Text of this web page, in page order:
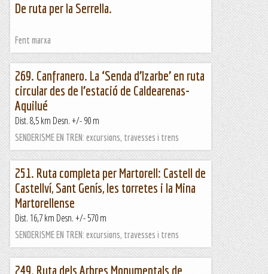
De ruta per la Serrella.
Fent marxa
269. Canfranero. La ‘Senda d’Izarbe’ en ruta
circular des de l’estació de Caldearenas-
Aquilué
Dist. 8,5 km Desn. +/- 90 m
SENDERISME EN TREN: excursions, travesses i trens
251. Ruta completa per Martorell: Castell de
Castellví, Sant Genís, les torretes i la Mina
Martorellense
Dist. 16,7 km Desn. +/- 570 m
SENDERISME EN TREN: excursions, travesses i trens
249. Ruta dels Arbres Monumentals de